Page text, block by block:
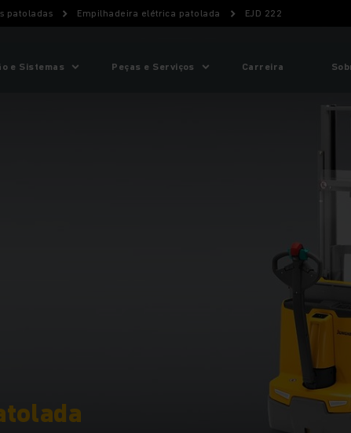
patoladas Empilhadeira elétrica patolada EJD 222
e Sistemas Peças e Serviços Carreira